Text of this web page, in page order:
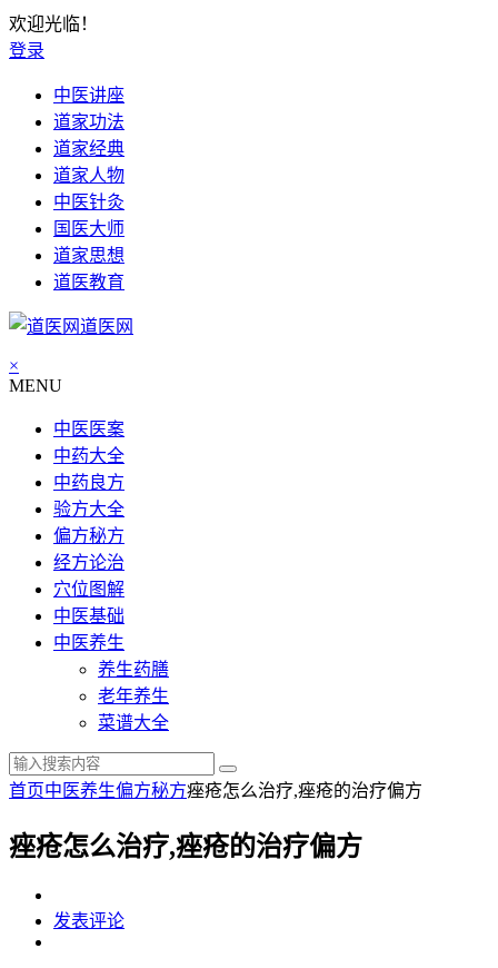
欢迎光临！
登录
中医讲座
道家功法
道家经典
道家人物
中医针灸
国医大师
道家思想
道医教育
道医网
×
MENU
中医医案
中药大全
中药良方
验方大全
偏方秘方
经方论治
穴位图解
中医基础
中医养生
养生药膳
老年养生
菜谱大全
首页中医养生偏方秘方痤疮怎么治疗,痤疮的治疗偏方
痤疮怎么治疗,痤疮的治疗偏方
发表评论